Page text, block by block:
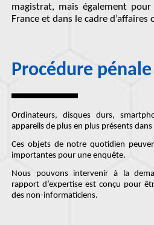
magistrat, mais également
France et dans le cadre d’affaires
Procédure pénale
Ordinateurs, disques durs,
appareils de plus en plus présents
Ces objets de notre quotidien
importantes pour une enquête.
Nous pouvons intervenir à la
rapport d’expertise est conçu pour
des non-informaticiens.